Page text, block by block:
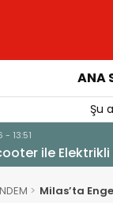
ANA
Şu
12:17
Milas’ta